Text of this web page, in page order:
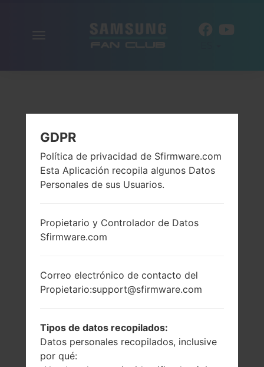
GDPR
Política de privacidad de Sfirmware.com
Esta Aplicación recopila algunos Datos
Personales de sus Usuarios.
Propietario y Controlador de Datos
Sfirmware.com
Correo electrónico de contacto del
Propietario:support@sfirmware.com
Tipos de datos recopilados:
Datos personales recopilados, inclusive
por qué: